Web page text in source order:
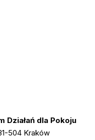
dla Pokoju
504 Kraków